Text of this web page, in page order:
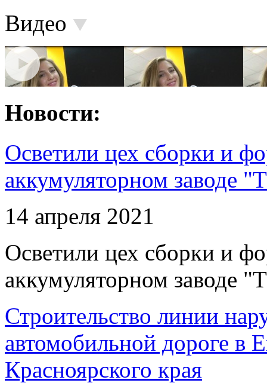
Видео
Новости:
Осветили цех сборки и
аккумуляторном заводе
14 апреля 2021
Осветили цех сборки и
аккумуляторном заводе
Строительство линии
автомобильной дороге в
Красноярского края